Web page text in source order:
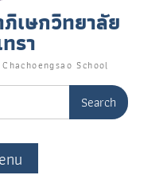
เษกวิทยาลัย
รา
School